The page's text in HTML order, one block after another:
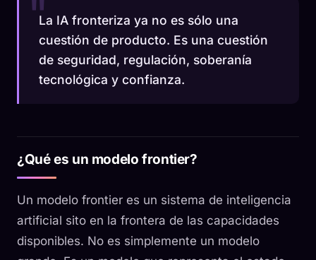
La IA fronteriza ya no es sólo una
cuestión de producto. Es una cuestión
de seguridad, regulación, soberanía
tecnológica y confianza.
¿Qué es un modelo frontier?
Un modelo frontier es un sistema de inteligencia
artificial sito en la frontera de las capacidades
disponibles. No es simplemente un modelo